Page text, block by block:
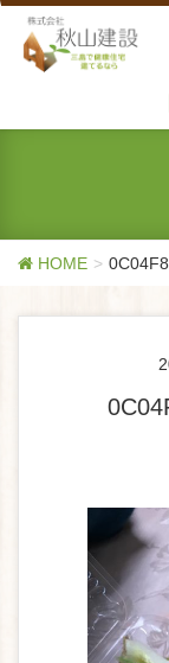
HOME
0C04F84A-8C08-4CC2-A68B-